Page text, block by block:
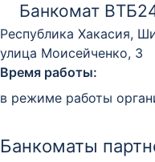
Банкомат
Республика Хакасия,
улица Моисейченко, 3
Время работы:
в режиме работы
Банкоматы